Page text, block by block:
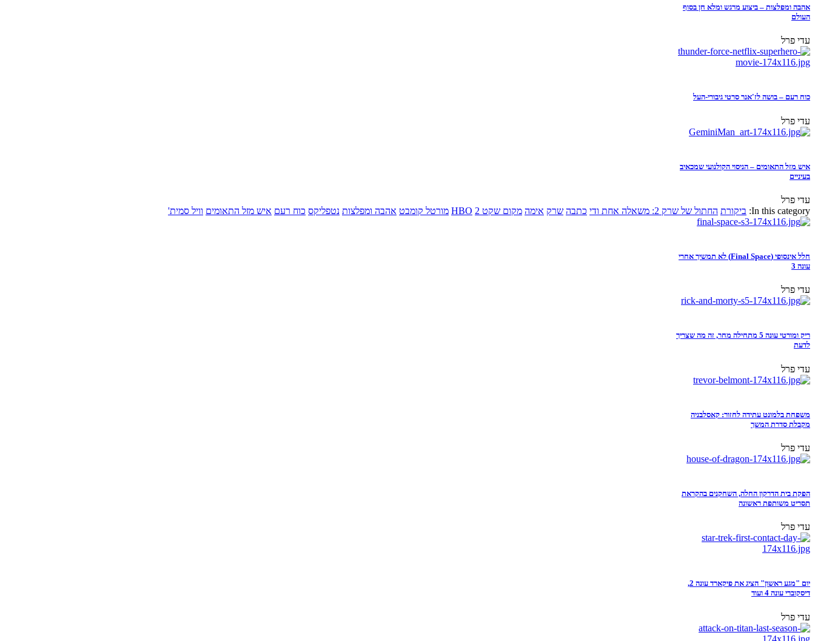
אהבה ומפלצות – ביצוע מרגש ומלא חן בסוף
העולם
עדי פרל
כוח רעם – בושה לז'אנר סרטי גיבורי-העל
עדי פרל
איש מזל התאומים – הניסוי הקולנועי שמכאיב
בעיניים
עדי פרל
In this category: ביקורת החתול של שרק 2: משאלה אחת ודי כתבה שרק אימה מקום שקט 2 HBO מורטל קומבט אהבה ומפלצות נטפליקס כוח רעם איש מזל התאומים וויל סמית'
חלל אינסופי (Final Space) לא תמשיך אחרי
עונה 3
עדי פרל
ריק ומורטי עונה 5 מתחילה מחר, זה מה שצריך
לדעת
עדי פרל
משפחת בלמונט עתידה לחזור: קאסלבניה
מקבלת סדרת המשך
עדי פרל
הפקת בית הדרקון החלה, השחקנים בהקראת
תסריט משותפת ראשונה
עדי פרל
יום "מגע ראשון" הציג את פיקארד עונה 2,
דיסקוברי עונה 4 ועוד
עדי פרל